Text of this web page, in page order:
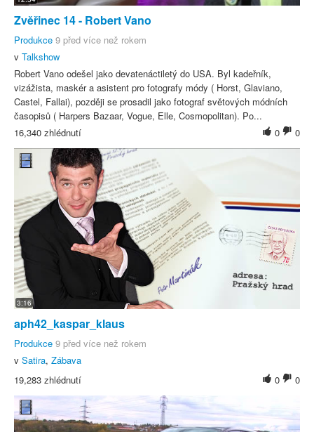
Zvěřinec 14 - Robert Vano
Produkce 9 před více než rokem
v Talkshow
Robert Vano odešel jako devatenáctiletý do USA. Byl kadeřník,
vizážista, maskér a asistent pro fotografy módy ( Horst, Glaviano,
Castel, Fallai), později se prosadil jako fotograf světových módních
časopisů ( Harpers Bazaar, Vogue, Elle, Cosmopolitan). Po...
0
0
16,340 zhlédnutí
3:16
aph42_kaspar_klaus
Produkce 9 před více než rokem
v Satira, Zábava
0
0
19,283 zhlédnutí